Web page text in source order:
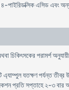
পাইরিডক্সিক এসিড এবং
চিকিৎসকের পরামর্শ
এ্যাম্পুল যতক্ষণ পর্যন্ত
প্রতি সপ্তাহে ২-৩ বার